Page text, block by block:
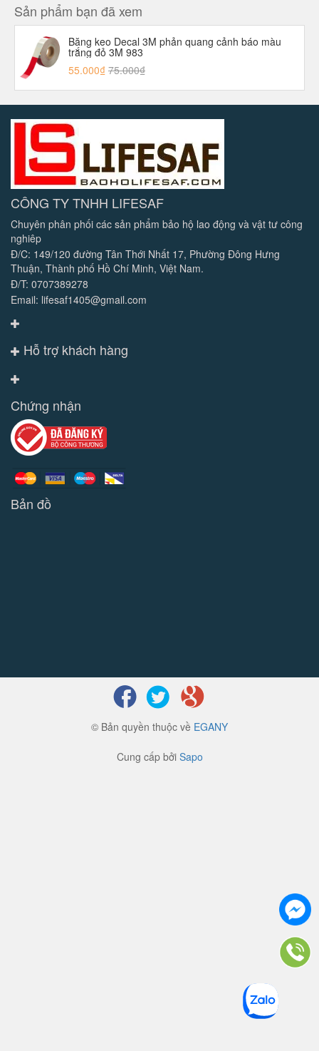
Sản phẩm bạn đã xem
Băng keo Decal 3M phản quang cảnh báo màu
trắng đỏ 3M 983
55.000₫ 75.000₫
CÔNG TY TNHH LIFESAF
Chuyên phân phối các sản phẩm bảo hộ lao động và vật tư công
nghiêp
Đ/C: 149/120 đường Tân Thới Nhất 17, Phường Đông Hưng
Thuận, Thành phố Hồ Chí Minh, Việt Nam.
Đ/T: 0707389278
Email: lifesaf1405@gmail.com
Hỗ trợ khách hàng
Chứng nhận
Bản đồ
© Bản quyền thuộc về EGANY
Cung cấp bởi Sapo